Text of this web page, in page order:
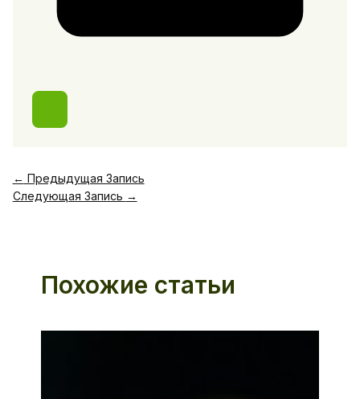
← Предыдущая Запись
Следующая Запись →
Похожие статьи